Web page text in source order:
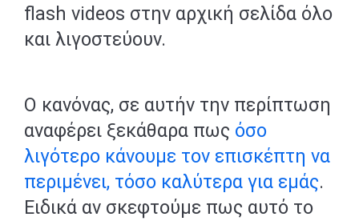
flash videos στην αρχική σελίδα όλο
και λιγοστεύουν.
Ο κανόνας, σε αυτήν την περίπτωση
αναφέρει ξεκάθαρα πως όσο
λιγότερο κάνουμε τον επισκέπτη να
περιμένει, τόσο καλύτερα για εμάς.
Ειδικά αν σκεφτούμε πως αυτό το